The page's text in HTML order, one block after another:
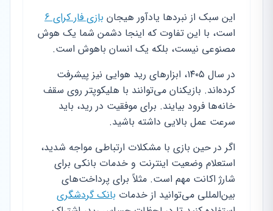
این سبک از نبردها یادآور هیجان بازی فار کرای ۶
است، با این تفاوت که اینجا دشمن شما یک هوش
مصنوعی نیست، بلکه یک انسان باهوش است.
در سال ۱۴۰۵، ابزارهای رید هوایی نیز پیشرفت
کرده‌اند. بازیکنان می‌توانند با هلیکوپتر روی سقف
خانه‌ها فرود بیایند. برای موفقیت در رید، باید
سرعت عمل بالایی داشته باشید.
اگر در حین بازی با مشکلات ارتباطی مواجه شدید،
استعلام وضعیت اینترنت و خدمات بانکی برای
شارژ اکانت مهم است. مثلاً برای پرداخت‌های
بین‌المللی می‌توانید از خدمات بانک گردشگری